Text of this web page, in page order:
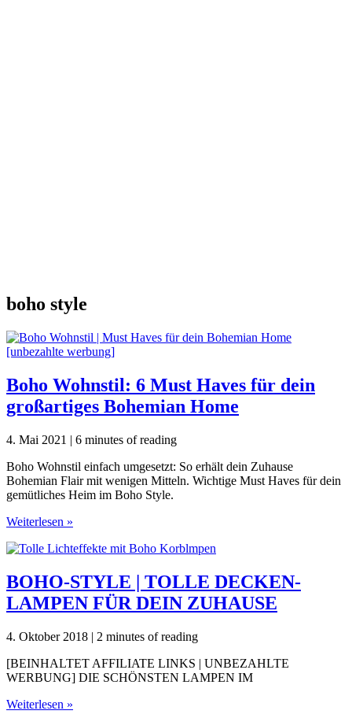
boho style
Boho Wohnstil: 6 Must Haves für dein
großartiges Bohemian Home
4. Mai 2021 | 6 minutes of reading
Boho Wohnstil einfach umgesetzt: So erhält dein Zuhause
Bohemian Flair mit wenigen Mitteln. Wichtige Must Haves für dein
gemütliches Heim im Boho Style.
Boho
6
Haves
für
dein
Bohemian
Weiterlesen »
BOHO-STYLE | TOLLE DECKEN-
LAMPEN FÜR DEIN ZUHAUSE
4. Oktober 2018 | 2 minutes of reading
[BEINHALTET AFFILIATE LINKS | UNBEZAHLTE
WERBUNG] DIE SCHÖNSTEN LAMPEN IM
BOHO-
Weiterlesen »